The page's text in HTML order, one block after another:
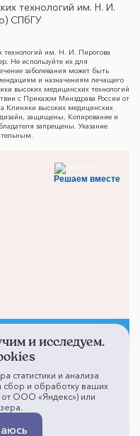
технологий им. Н. И.
СПбГУ
технологий им. Н. И. Пирогова
Не используйте их для
заболевания может быть
и назначениям лечащего
высоких медицинских технологий
с Приказом Минздрава России от
Клиники высоких медицинских
защищены. Копирование и
запрещены. Указание
Решаем вместе
к
и исследуем.
статистики и анализа
сбор и обработку ваших
от ООО «Яндекс») или